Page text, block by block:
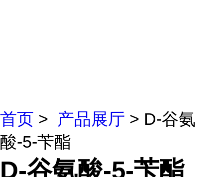
首页 > 产品展厅 > D-谷氨
酸-5-苄酯
D-谷氨酸-5-苄酯